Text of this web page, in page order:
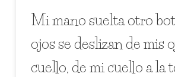
Mi mano suelta otro
ojos se deslizan de mis
cuello, de mi cuello a la